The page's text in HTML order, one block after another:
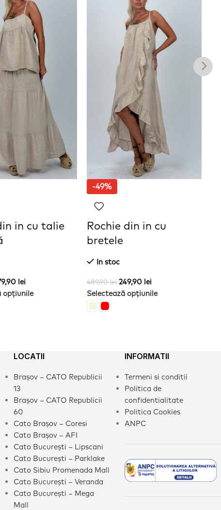
in cu talie
lei
opțiunile
-49%
Rochie din in cu
bretele
In stoc
489,90lei 249,90 lei
Selectează opțiunile
LOCATII
Brașov – CATO Republicii
13
Brașov – CATO Republicii
60
Cato Brașov – Coresi
Cato Brașov – AFI
Cato București – Lipscani
Cato București – Parklake
Cato Sibiu Promenada Mall
Cato București – Veranda
Cato București – Mega
Mall
INFORMATII
Termeni si conditii
Politica de
confidentialitate
Politica Cookies
ANPC